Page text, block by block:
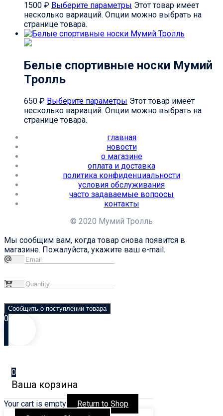
1500 ₽ Выберите параметры Этот товар имеет
несколько вариаций. Опции можно выбрать на
странице товара.
Белые спортивные носки Мумий
Тролль
650 ₽ Выберите параметры Этот товар имеет
несколько вариаций. Опции можно выбрать на
странице товара.
главная
новости
о магазине
оплата и доставка
политика конфиденциальности
условия обслуживания
часто задаваемые вопросы
контакты
© 2020 Мумий Тролль
Мы сообщим вам, когда товар снова появится в
магазине. Пожалуйста, укажите ваш e-mail.
Сообщить о поступлении товара
0
0
Ваша корзина
Your cart is empty Return to Shop